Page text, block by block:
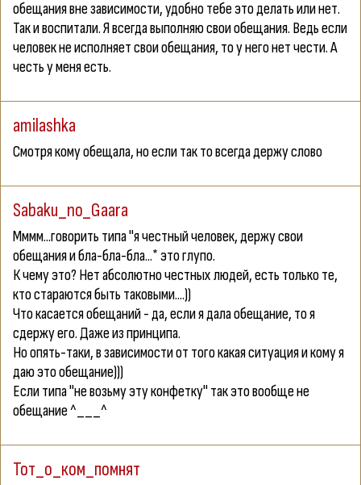
обещания вне зависимости, удобно тебе это делать или нет.
Так и воспитали. Я всегда выполняю свои обещания. Ведь если
человек не исполняет свои обещания, то у него нет чести. А
честь у меня есть.
amilashka
Смотря кому обещала, но если так то всегда держу слово
Sabaku_no_Gaara
Мммм...говорить типа "я честный человек, держу свои
обещания и бла-бла-бла...* это глупо.
К чему это? Нет абсолютно честных людей, есть только те,
кто стараются быть таковыми....))
Что касается обещаний - да, если я дала обещание, то я
сдержу его. Даже из принципа.
Но опять-таки, в зависимости от того какая ситуация и кому я
даю это обещание)))
Если типа "не возьму эту конфетку" так это вообще не
обещание ^___^
Тот_о_ком_помнят